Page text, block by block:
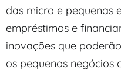
das micro e pequenas
empréstimos e
inovações que
os pequenos negócios